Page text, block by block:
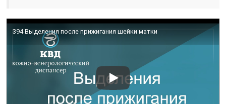
394 Выделения после прижигания шейки матки